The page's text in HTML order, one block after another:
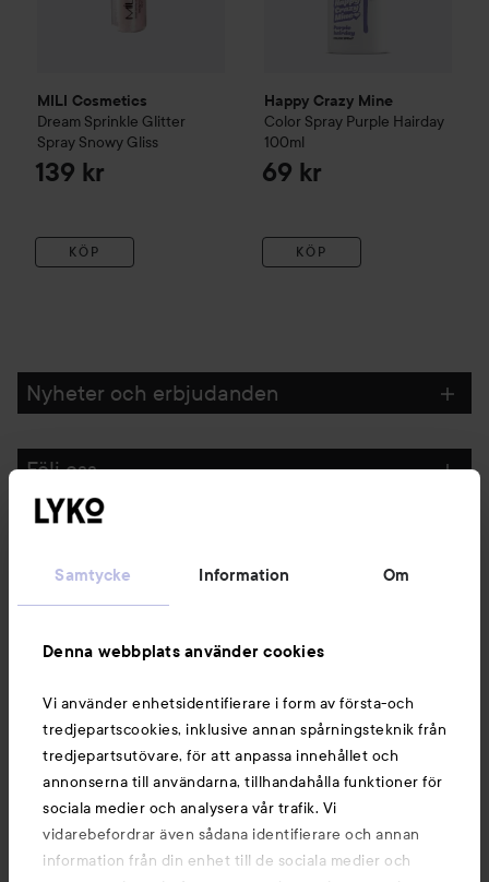
Samtycke Information Om
Denna webbplats använder cookies
Vi använder enhetsidentifierare i form av första-och
tredjepartscookies, inklusive annan spårningsteknik från
tredjepartsutövare, för att anpassa innehållet och
annonserna till användarna, tillhandahålla funktioner för
sociala medier och analysera vår trafik. Vi
vidarebefordrar även sådana identifierare och annan
information från din enhet till de sociala medier och
MILI Cosmetics
Dream Sprinkle Glitter
Spray Snowy Gliss
139 kr
KÖP
Happy Crazy Mine
Color Spray Purple Hairday
100ml
69 kr
KÖP
Nyheter och erbjudanden
Följ oss
Du kanske också gillar